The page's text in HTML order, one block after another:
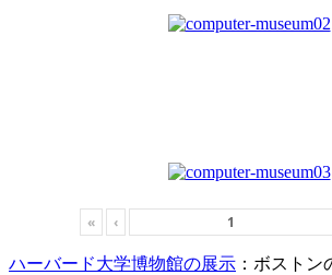
« ‹
ハーバード大学博物館の展示 ：ボスト